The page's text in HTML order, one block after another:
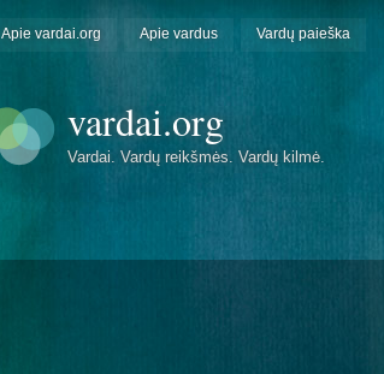
Apie vardai.org Apie vardus Vardų paieška
vardai.org
Vardai. Vardų reikšmės. Vardų kilmė.